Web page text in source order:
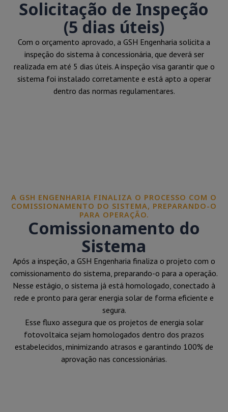
Solicitação de Inspeção
(5 dias úteis)
Com o orçamento aprovado, a GSH Engenharia solicita a
inspeção do sistema à concessionária, que deverá ser
realizada em até 5 dias úteis. A inspeção visa garantir que o
sistema foi instalado corretamente e está apto a operar
dentro das normas regulamentares.
A GSH ENGENHARIA FINALIZA O PROCESSO COM O
COMISSIONAMENTO DO SISTEMA, PREPARANDO-O
PARA OPERAÇÃO.
Comissionamento do
Sistema
Após a inspeção, a GSH Engenharia finaliza o projeto com o
comissionamento do sistema, preparando-o para a operação.
Nesse estágio, o sistema já está homologado, conectado à
rede e pronto para gerar energia solar de forma eficiente e
segura.
Esse fluxo assegura que os projetos de energia solar
fotovoltaica sejam homologados dentro dos prazos
estabelecidos, minimizando atrasos e garantindo 100% de
aprovação nas concessionárias.